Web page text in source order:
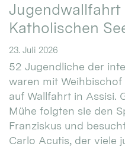
Katholischen
23. Juli 2026
52 Jugendliche der
waren mit
auf Wallfahrt in Assisi.
Mühe folgten sie den
Franziskus und
Carlo Acutis, der viele